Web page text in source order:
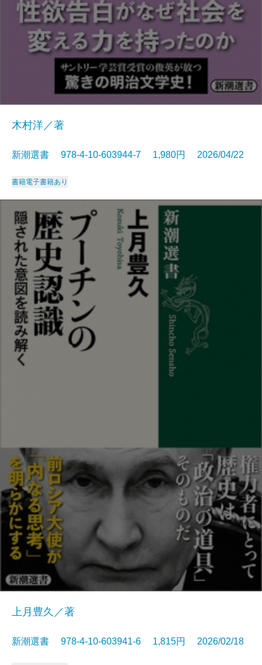
木村洋／著
新潮選書 978-4-10-603944-7 1,980円 2026/04/22
書籍電子書籍あり
上月豊久／著
新潮選書 978-4-10-603941-6 1,815円 2026/02/18